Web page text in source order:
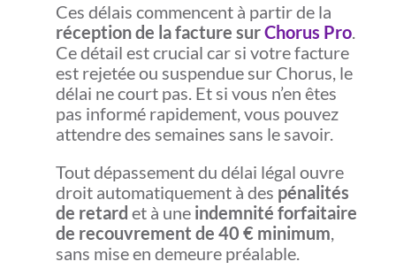
Ces délais commencent à partir de la
réception de la facture surChorus Pro.
Ce détail est crucial car si votre facture
est rejetée ou suspendue sur Chorus, le
délai ne court pas. Et si vous n’en êtes
pas informé rapidement, vous pouvez
attendre des semaines sans le savoir.
Tout dépassement du délai légal ouvre
droit automatiquement à des pénalités
de retard et à une indemnité forfaitaire
de recouvrement de 40 € minimum,
sans mise en demeure préalable.